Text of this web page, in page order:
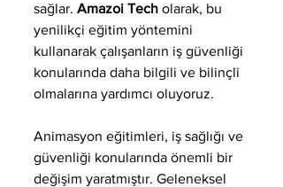
sağlar. Amazoi Tech olarak, bu
yenilikçi eğitim yöntemini
kullanarak çalışanların iş güvenliği
konularında daha bilgili ve bilinçli
olmalarına yardımcı oluyoruz.
Animasyon eğitimleri, iş sağlığı ve
güvenliği konularında önemli bir
değişim yaratmıştır. Geleneksel